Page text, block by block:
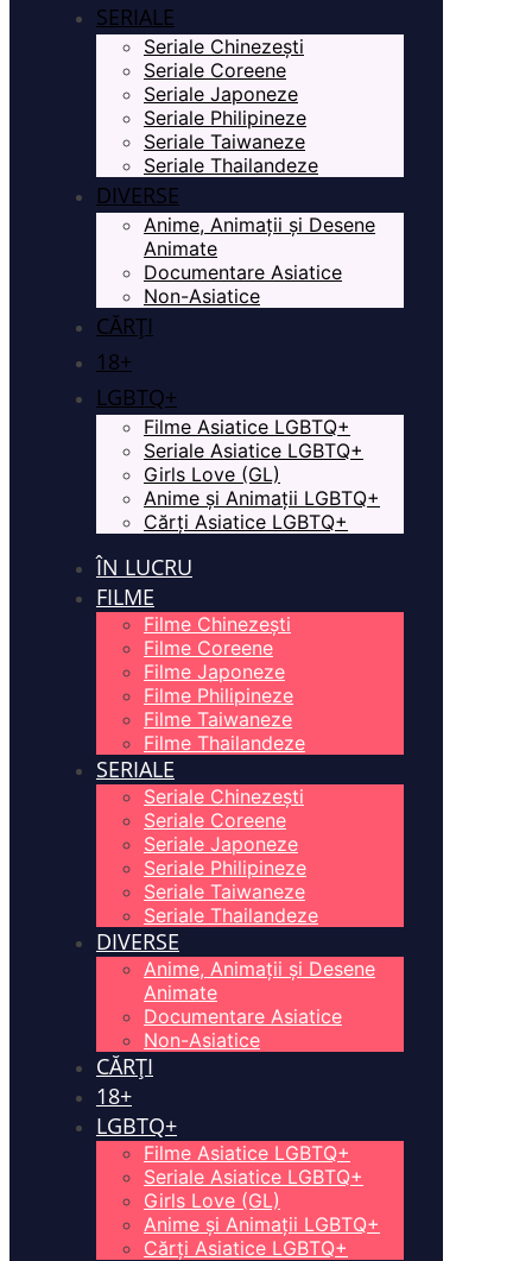
SERIALE
Seriale Chinezești
Seriale Coreene
Seriale Japoneze
Seriale Philipineze
Seriale Taiwaneze
Seriale Thailandeze
DIVERSE
Anime, Animații și Desene
Animate
Documentare Asiatice
Non-Asiatice
CĂRȚI
18+
LGBTQ+
Filme Asiatice LGBTQ+
Seriale Asiatice LGBTQ+
Girls Love (GL)
Anime și Animații LGBTQ+
Cărți Asiatice LGBTQ+
ÎN LUCRU
FILME
Filme Chinezești
Filme Coreene
Filme Japoneze
Filme Philipineze
Filme Taiwaneze
Filme Thailandeze
SERIALE
Seriale Chinezești
Seriale Coreene
Seriale Japoneze
Seriale Philipineze
Seriale Taiwaneze
Seriale Thailandeze
DIVERSE
Anime, Animații și Desene
Animate
Documentare Asiatice
Non-Asiatice
CĂRȚI
18+
LGBTQ+
Filme Asiatice LGBTQ+
Seriale Asiatice LGBTQ+
Girls Love (GL)
Anime și Animații LGBTQ+
Cărți Asiatice LGBTQ+